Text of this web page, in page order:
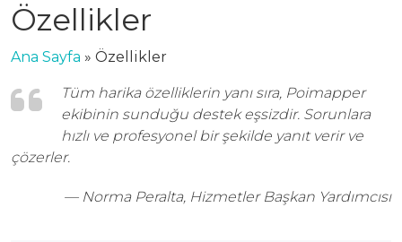
Özellikler
Ana Sayfa » Özellikler
Tüm harika özelliklerin yanı sıra, Poimapper
ekibinin sunduğu destek eşsizdir. Sorunlara
hızlı ve profesyonel bir şekilde yanıt verir ve
çözerler.
— Norma Peralta, Hizmetler Başkan Yardımcısı